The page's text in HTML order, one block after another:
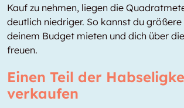
Kauf zu nehmen, liegen die
deutlich niedriger. So kannst du
deinem Budget mieten und dich über
freuen.
Einen Teil der
verkaufen